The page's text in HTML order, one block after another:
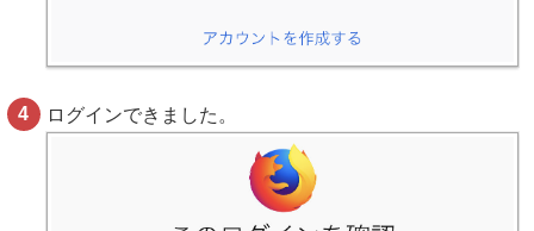
ログインできました。